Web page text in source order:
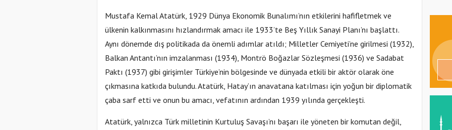
Mustafa Kemal Atatürk, 1929 Dünya Ekonomik Bunalımı’nın etkilerini hafifletmek ve
ülkenin kalkınmasını hızlandırmak amacı ile 1933’te Beş Yıllık Sanayi Planı’nı başlattı.
Aynı dönemde dış politikada da önemli adımlar atıldı; Milletler Cemiyeti’ne girilmesi (1932),
Balkan Antantı’nın imzalanması (1934), Montrö Boğazlar Sözleşmesi (1936) ve Sadabat
Paktı (1937) gibi girişimler Türkiye’nin bölgesinde ve dünyada etkili bir aktör olarak öne
çıkmasına katkıda bulundu. Atatürk, Hatay’ın anavatana katılması için yoğun bir diplomatik
çaba sarf etti ve onun bu amacı, vefatının ardından 1939 yılında gerçekleşti.
Atatürk, yalnızca Türk milletinin Kurtuluş Savaşı’nı başarı ile yöneten bir komutan değil,